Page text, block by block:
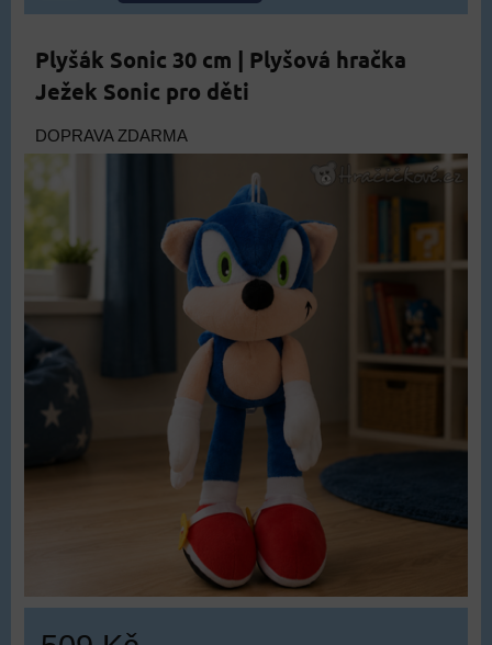
Plyšák Sonic 30 cm | Plyšová hračka
Ježek Sonic pro děti
DOPRAVA ZDARMA